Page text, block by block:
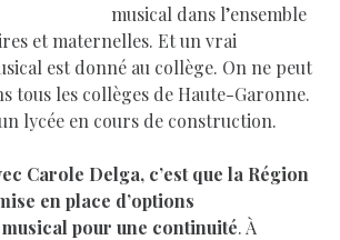
musical dans l’ensemble
et maternelles. Et un vrai
est donné au collège. On ne peut
tous les collèges de Haute-Garonne.
lycée en cours de construction.
Carole Delga, c’est que la Région
en place d’options
musical pour une continuité. À